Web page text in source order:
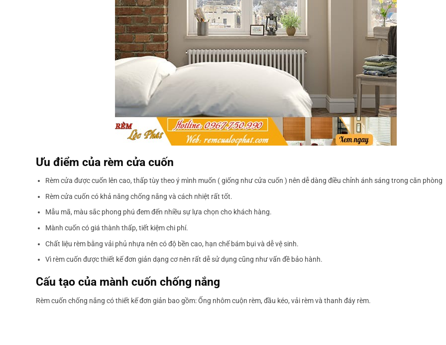
Ưu điểm của rèm cửa cuốn
Rèm cửa được cuốn lên cao, thấp tùy theo ý mình muốn ( giống như cửa cuốn ) nên dễ dàng điều chỉnh ánh sáng trong căn phòng
Rèm cửa cuốn có khả năng chống nắng và cách nhiệt rất tốt.
Mẫu mã, màu sắc phong phú đem đến nhiều sự lựa chọn cho khách hàng.
Mành cuốn có giá thành thấp, tiết kiệm chi phí.
Chất liệu rèm bằng vải phủ nhựa nên có độ bền cao, hạn chế bám bụi và dễ vệ sinh.
Vì rèm cuốn được thiết kế đơn giản dạng cơ nên rất dễ sử dụng cũng như vấn đề bảo hành.
Cấu tạo của mành cuốn chống nắng
Rèm cuốn chống nắng có thiết kế đơn giản bao gồm: Ống nhôm cuộn rèm, đầu kéo, vải rèm và thanh đáy rèm.